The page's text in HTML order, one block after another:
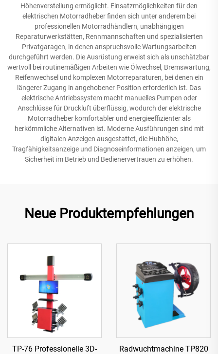
Höhenverstellung ermöglicht. Einsatzmöglichkeiten für den
elektrischen Motorradheber finden sich unter anderem bei
professionellen Motorradhändlern, unabhängigen
Reparaturwerkstätten, Rennmannschaften und spezialisierten
Privatgaragen, in denen anspruchsvolle Wartungsarbeiten
durchgeführt werden. Die Ausrüstung erweist sich als unschätzbar
wertvoll bei routinemäßigen Arbeiten wie Ölwechsel, Bremswartung,
Reifenwechsel und komplexen Motorreparaturen, bei denen ein
längerer Zugang in angehobener Position erforderlich ist. Das
elektrische Antriebssystem macht manuelles Pumpen oder
Anschlüsse für Druckluft überflüssig, wodurch der elektrische
Motorradheber komfortabler und energieeffizienter als
herkömmliche Alternativen ist. Moderne Ausführungen sind mit
digitalen Anzeigen ausgestattet, die Hubhöhe,
Tragfähigkeitsanzeige und Diagnoseinformationen anzeigen, um
Sicherheit im Betrieb und Bedienervertrauen zu erhöhen.
Neue Produktempfehlungen
TP-76 Professionelle 3D-
Radwuchtmachine TP820